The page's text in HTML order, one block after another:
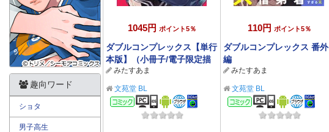
1045円 ポイント5％
ダブルコンプレックス【単行
本版】（小冊子/電子限定描
き下ろし付き）
みたすあま
文苑堂 BL
コミック
110円 ポイント5％
ダブルコンプレックス 番外
編
みたすあま
文苑堂 BL
コミック
趣向ワード
ショタ
男子高生